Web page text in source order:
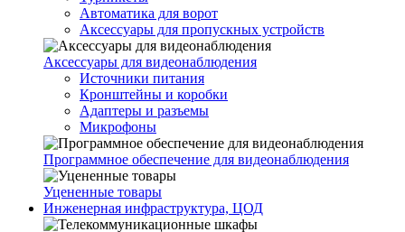
Автоматика для ворот
Аксессуары для пропускных устройств
Аксессуары для видеонаблюдения
Источники питания
Кронштейны и коробки
Адаптеры и разъемы
Микрофоны
Программное обеспечение для видеонаблюдения
Уцененные товары
Инженерная инфраструктура, ЦОД